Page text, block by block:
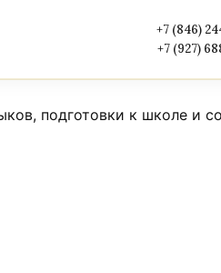
+7 (846)
+7 (927)
подготовки к школе и